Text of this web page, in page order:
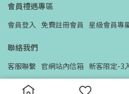
會員禮遇專區
會員登入 免費註冊會員 星級會員專
聯絡我們
客服聯繫 官網站內信箱 新客限定-3
代理/經銷/企業優惠洽談